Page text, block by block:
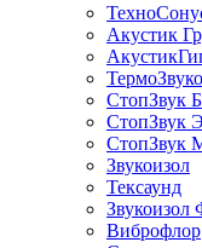
Акустик
СтопЗвук
СтопЗвук
СтопЗвук
Звукоизол
Тексаунд
Виброфлор